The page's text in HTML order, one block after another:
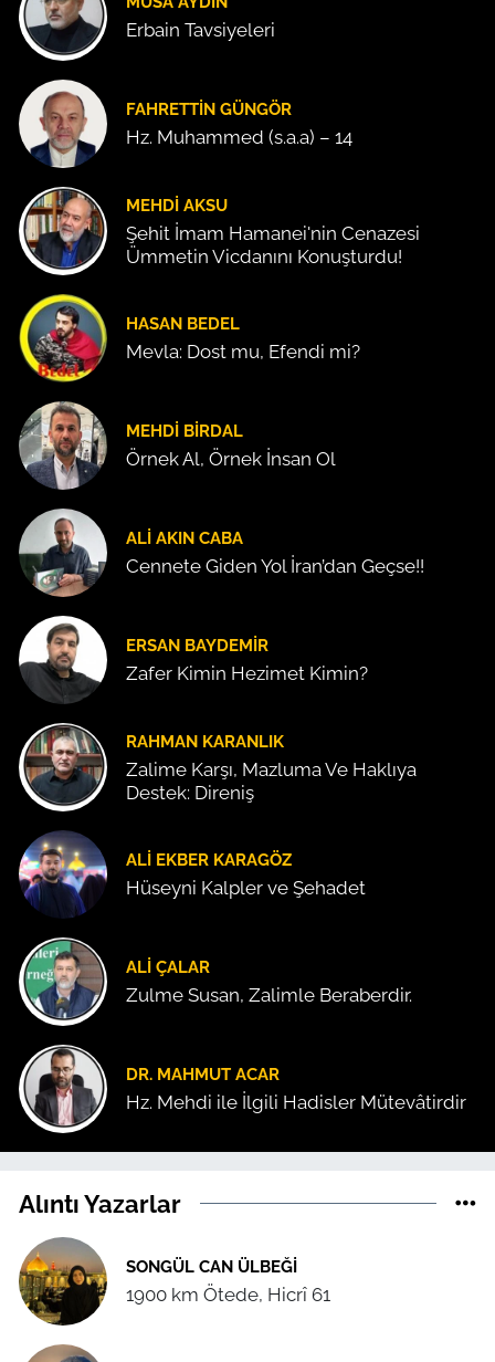
Erbain Tavsiyeleri
FAHRETTIN GÜNGÖR
Hz. Muhammed (s.a.a) – 14
MEHDI AKSU
Şehit İmam Hamanei'nin Cenazesi
Ümmetin Vicdanını Konuşturdu!
HASAN BEDEL
Mevla: Dost mu, Efendi mi?
MEHDI BIRDAL
Örnek Al, Örnek İnsan Ol
ALI AKIN CABA
Cennete Giden Yol İran’dan Geçse!!
ERSAN BAYDEMIR
Zafer Kimin Hezimet Kimin?
RAHMAN KARANLIK
Zalime Karşı, Mazluma Ve Haklıya
Destek: Direniş
ALI EKBER KARAGÖZ
Hüseyni Kalpler ve Şehadet
ALI ÇALAR
Zulme Susan, Zalimle Beraberdir.
DR. MAHMUT ACAR
Hz. Mehdi ile İlgili Hadisler Mütevâtirdir
Alıntı Yazarlar
SONGÜL CAN ÜLBEĞI
1900 km Ötede, Hicrî 61